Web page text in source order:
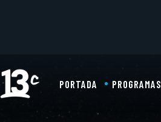
PORTADA PROGRAMAS